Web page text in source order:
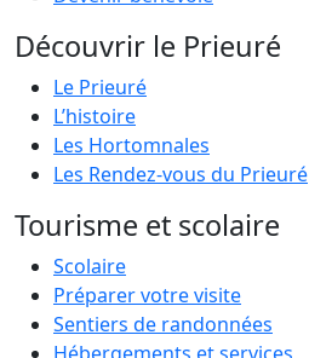
Découvrir le Prieuré
Le Prieuré
L’histoire
Les Hortomnales
Les Rendez-vous du Prieuré
Tourisme et scolaire
Scolaire
Préparer votre visite
Sentiers de randonnées